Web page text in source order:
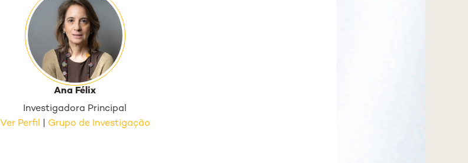
Ana Félix
Investigadora Principal
Ver Perfil
Grupo de Investigação